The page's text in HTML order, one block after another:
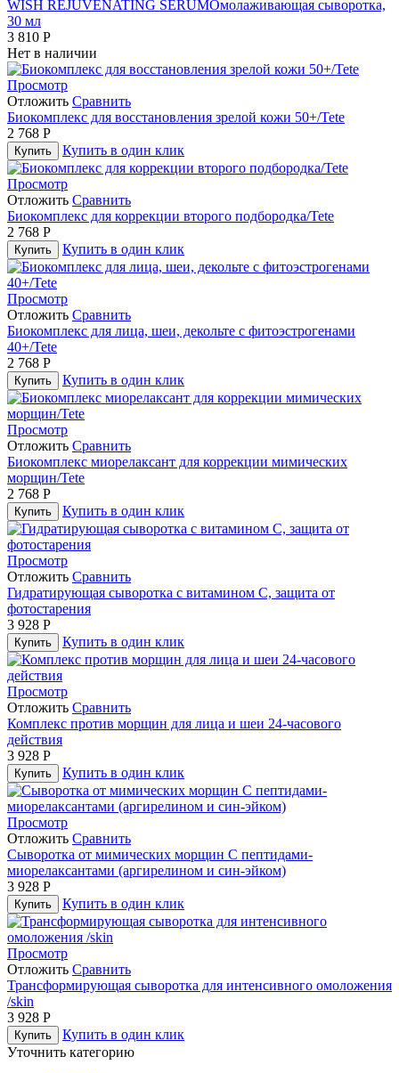
WISH REJUVENATING SERUMОмолаживающая сыворотка,
30 мл
3 810 Р
Нет в наличии
Просмотр
Отложить Сравнить
Биокомплекс для восстановления зрелой кожи 50+/Tete
2 768 Р
Купить Купить в один клик
Просмотр
Отложить Сравнить
Биокомплекс для коррекции второго подбородка/Tete
2 768 Р
Купить Купить в один клик
Просмотр
Отложить Сравнить
Биокомплекс для лица, шеи, декольте с фитоэстрогенами
40+/Tete
2 768 Р
Купить Купить в один клик
Просмотр
Отложить Сравнить
Биокомплекс миорелаксант для коррекции мимических
морщин/Tete
2 768 Р
Купить Купить в один клик
Просмотр
Отложить Сравнить
Гидратирующая сыворотка с витамином С, защита от
фотостарения
3 928 Р
Купить Купить в один клик
Просмотр
Отложить Сравнить
Комплекс против морщин для лица и шеи 24-часового
действия
3 928 Р
Купить Купить в один клик
Просмотр
Отложить Сравнить
Сыворотка от мимических морщин С пептидами-
миорелаксантами (аргирелином и син-эйком)
3 928 Р
Купить Купить в один клик
Просмотр
Отложить Сравнить
Трансформирующая сыворотка для интенсивного омоложения
/skin
3 928 Р
Купить
Купить в один клик
Уточнить категорию